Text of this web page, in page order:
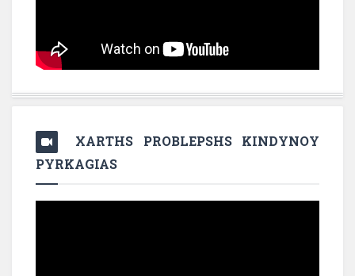
XARTHS PROBLEPSHS KINDYNOY
PYRKAGIAS